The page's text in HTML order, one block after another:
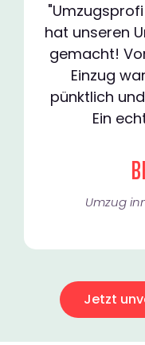
hat unseren
gemacht!
Einzug
pünktlich
Ein
Umzug
Jetzt